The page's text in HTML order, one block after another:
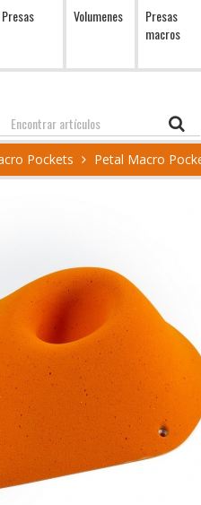
Presas Volumenes
Presas
macros
Encontrar
Pockets Petal Macro